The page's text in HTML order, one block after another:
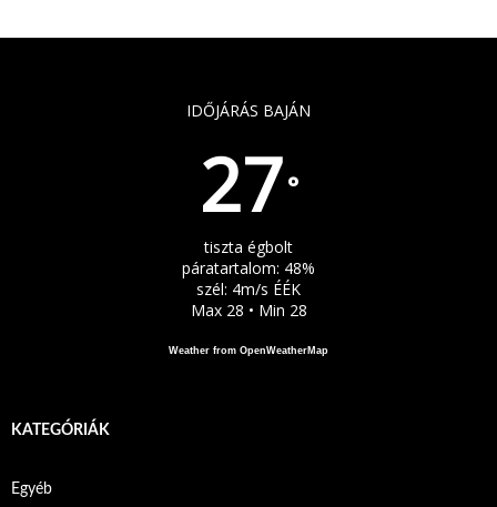
IDŐJÁRÁS BAJÁN
27°
tiszta égbolt
páratartalom: 48%
szél: 4m/s ÉÉK
Max 28 • Min 28
Weather from OpenWeatherMap
KATEGÓRIÁK
Egyéb